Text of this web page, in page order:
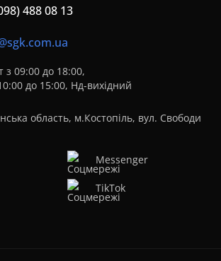
488 08 13
з 09:00 до 18:00,
до 15:00, Нд-вихідний
область, м.Костопіль, вул. Свободи
Messenger
TikTok